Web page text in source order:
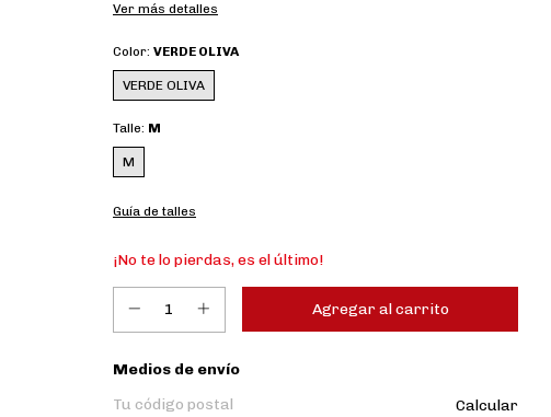
Ver más detalles
Color: VERDE OLIVA
VERDE OLIVA
Talle: M
M
Guía de talles
¡No te lo pierdas, es el último!
Entregas para el CP:
Medios de envío
Calcular